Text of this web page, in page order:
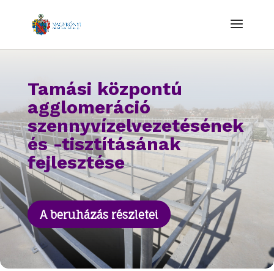
Tamási központú
agglomeráció
szennyvízelvezetésének
és -tisztításának
fejlesztése
A beruházás részletei